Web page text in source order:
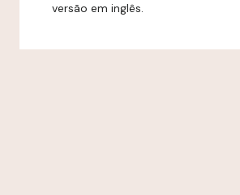
versão em inglês.